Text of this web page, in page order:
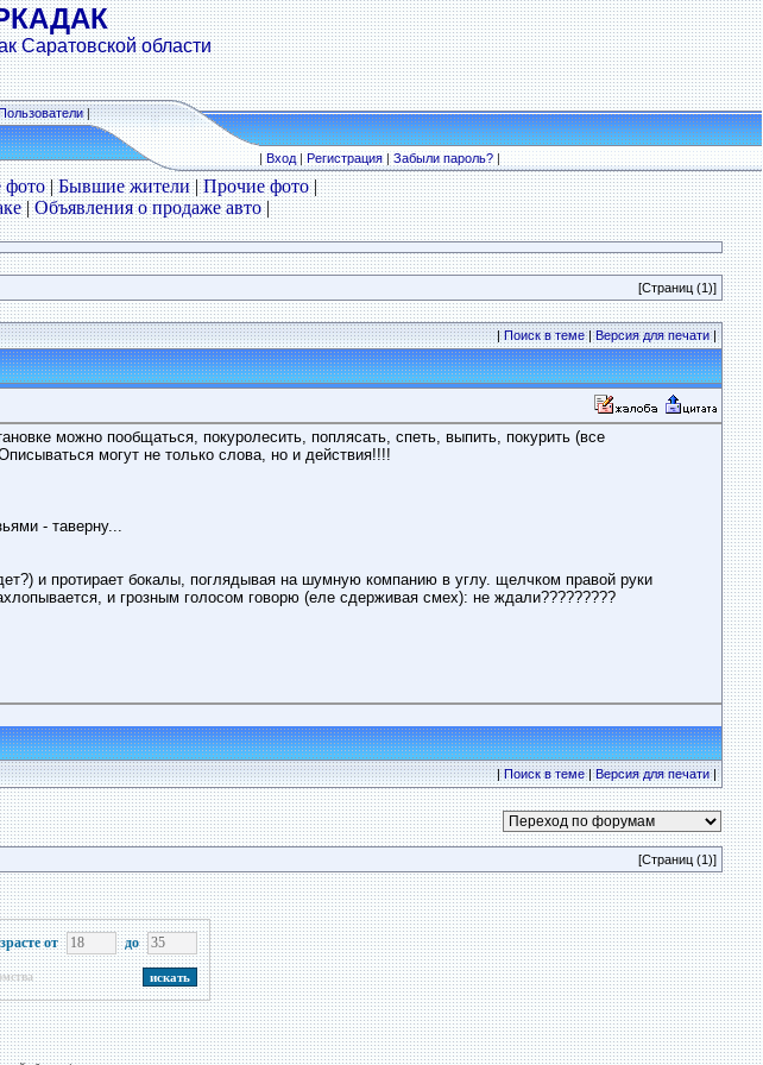
Саратовской области
|
|Вход|Регистрация|Забыли пароль?|
|Бывшие жители|Прочие фото|
|Объявления о продаже авто|
[Страниц (1)]
|Поиск в теме|Версия для печати|
можно пообщаться, покуролесить, поплясать, спеть, выпить, покурить (все
могут не только слова, но и действия!!!!
- таверну...
и протирает бокалы, поглядывая на шумную компанию в углу. щелчком правой руки
и грозным голосом говорю (еле сдерживая смех): не ждали?????????
|Поиск в теме|Версия для печати|
[Страниц (1)]
от
до